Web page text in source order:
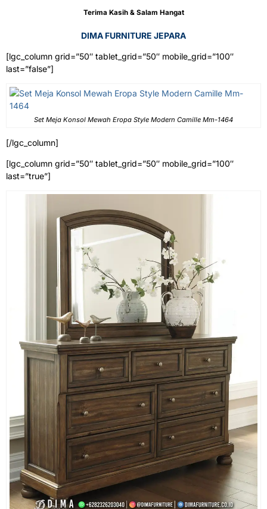
Terima Kasih & Salam Hangat
DIMA FURNITURE JEPARA
[lgc_column grid=”50″ tablet_grid=”50″ mobile_grid=”100″
last=”false”]
Set Meja Konsol Mewah Eropa Style Modern Camille Mm-1464
[/lgc_column]
[lgc_column grid=”50″ tablet_grid=”50″ mobile_grid=”100″
last=”true”]